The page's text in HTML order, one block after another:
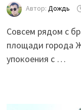
Автор: Дождь
Совсем рядом с
площади города
упокоения с …